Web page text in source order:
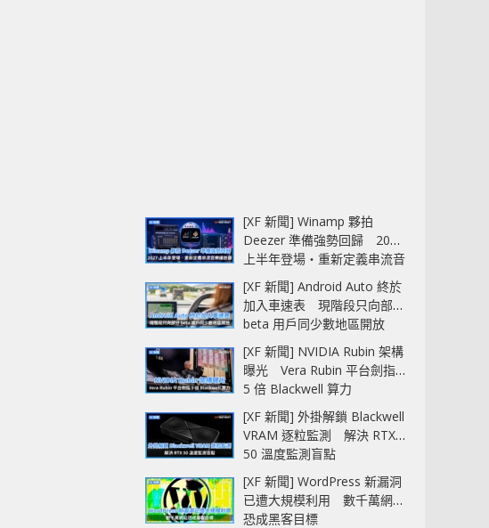
[XF 新聞] Winamp 夥拍
Deezer 準備強勢回歸 2027
上半年登場‧重新定義串流音
樂播放器
[XF 新聞] Android Auto 終於
加入車速表 現階段只向部分
beta 用戶同少數地區開放
[XF 新聞] NVIDIA Rubin 架構
曝光 Vera Rubin 平台劍指
5 倍 Blackwell 算力
[XF 新聞] 外掛解鎖 Blackwell
VRAM 逐粒監測 解決 RTX
50 溫度監測盲點
[XF 新聞] WordPress 新漏洞
已遭大規模利用 數千萬網站
恐成黑客目標